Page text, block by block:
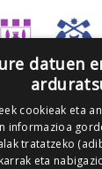
datuen
cookieak eta
informazioa
tratatzeko
eta